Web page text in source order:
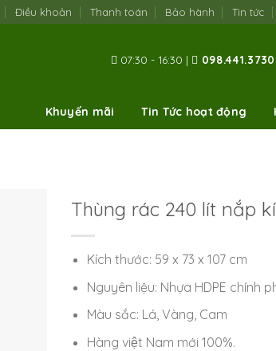
Điều khoản Thanh toán Bảo hành Tin tức
07:30 - 16:30 | 098.441.3730
Khuyến mãi Tin Tức hoạt động
Thùng rác 240 lít nắp
Kích thước: 59 x 73 x 107 cm
Nguyên liệu: Nhựa HDPE chính
Màu sắc: Lá, Vàng, Cam
Hàng việt Nam mới 100%.